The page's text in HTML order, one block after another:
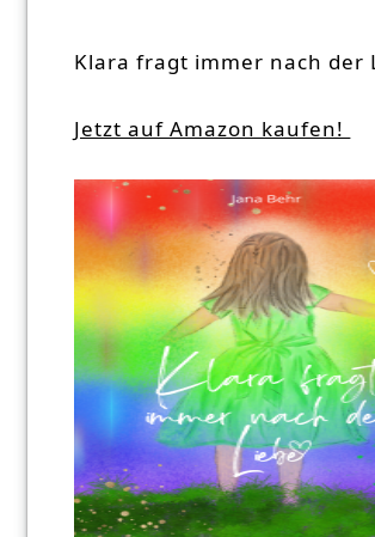
Klara fragt immer nach der
Jetzt auf Amazon kaufen!